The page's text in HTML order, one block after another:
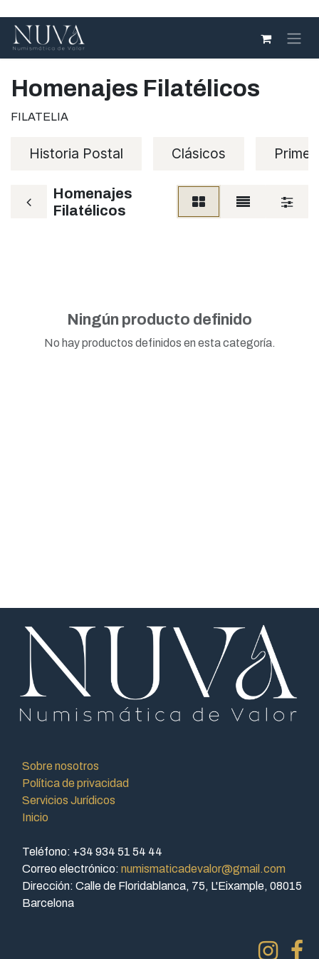
Ir al contenido
Homenajes Filatélicos
FILATELIA
Historia Postal Clásicos
Homenajes
Filatélicos
Ningún producto definido
No hay productos definidos en esta categoría.
Sobre nosotros
Política de privacidad
Servicios Jurídicos
Inicio
Teléfono: +34 934 51 54 44
Correo electrónico: numismaticadevalor@gmail.com
Dirección: Calle de Floridablanca, 75, L'Eixample, 08015
Barcelona